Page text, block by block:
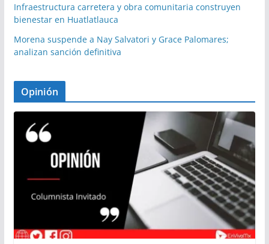
Infraestructura carretera y obra comunitaria construyen
bienestar en Huatlatlauca
Morena suspende a Nay Salvatori y Grace Palomares;
analizan sanción definitiva
Opinión